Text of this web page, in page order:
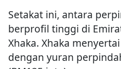
Setakat ini, antara
berprofil tinggi di
Xhaka. Xhaka
dengan yuran